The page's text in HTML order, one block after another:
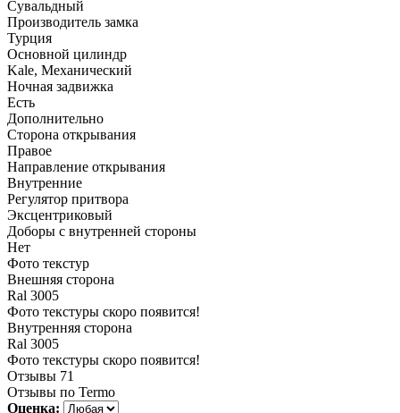
Сувальдный
Производитель замка
Турция
Основной цилиндр
Kale, Механический
Ночная задвижка
Есть
Дополнительно
Сторона открывания
Правое
Направление открывания
Внутренние
Регулятор притвора
Эксцентриковый
Доборы с внутренней стороны
Нет
Фото текстур
Внешняя сторона
Ral 3005
Фото текстуры скоро появится!
Внутренняя сторона
Ral 3005
Фото текстуры скоро появится!
Отзывы 71
Отзывы по Termo
Оценка: